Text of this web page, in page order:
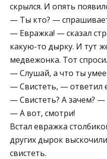
скрылся. И опять
— Ты кто? —
— Евражка! — сказал
какую-то дырку. И тут
медвежонка. Тот
— Слушай, а что ты
— Свистеть, — от­ветил
— Свистеть? А зачем?
— А вот, смотри!
Встал евражка
других дырок
свистеть.